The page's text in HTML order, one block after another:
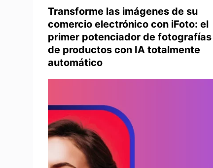
Fondos
IA
Recopilación
Transforme las imágenes de su
comercio electrónico con iFoto: el
primer potenciador de fotografías
de productos con IA totalmente
automático